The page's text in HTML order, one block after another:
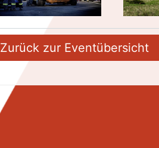
Zurück zur Eventübersicht